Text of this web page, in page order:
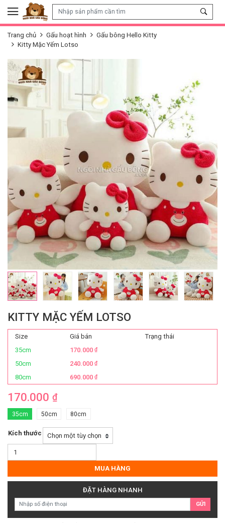
Skip to content
Trang chủ Gấu hoạt hình
Gấu bông Hello Kitty
Kitty Mặc Yếm Lotso
KITTY MẶC YẾM LOTSO
Size Giá bán
Trạng thái
35cm
170.000₫
50cm 240.000₫
80cm 690.000₫
170.000 ₫
35cm 50cm 80cm
Kích thước
Kitty
Lotso
lượng
MUA HÀNG
ĐẶT HÀNG NHANH
GỬI